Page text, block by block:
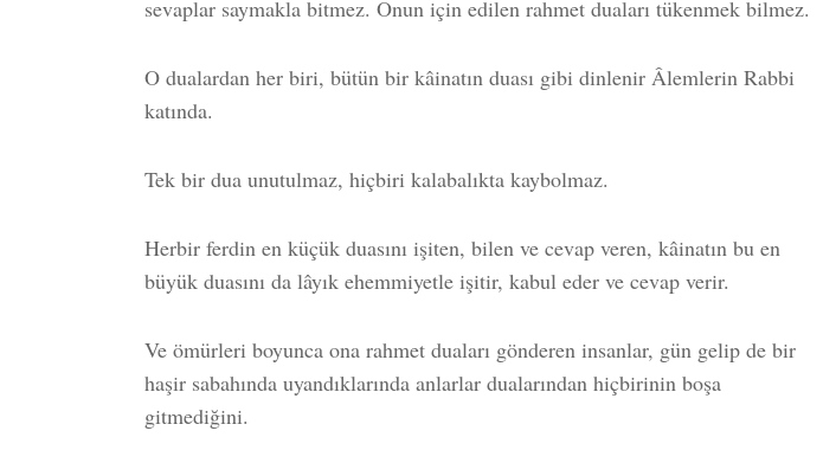
sevaplar saymakla bitmez. Onun için edilen rahmet duaları tükenmek bilmez.
O dualardan her biri, bütün bir kâinatın duası gibi dinlenir Âlemlerin Rabbi
katında.
Tek bir dua unutulmaz, hiçbiri kalabalıkta kaybolmaz.
Herbir ferdin en küçük duasını işiten, bilen ve cevap veren, kâinatın bu en
büyük duasını da lâyık ehemmiyetle işitir, kabul eder ve cevap verir.
Ve ömürleri boyunca ona rahmet duaları gönderen insanlar, gün gelip de bir
haşir sabahında uyandıklarında anlarlar dualarından hiçbirinin boşa
gitmediğini.